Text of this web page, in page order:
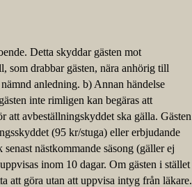
Detta skyddar gästen mot
som drabbar gästen, nära anhörig till
anledning. b) Annan händelse
inte rimligen kan begäras att
att avbeställningskyddet ska gälla. Gästen
(95 kr/stuga) eller erbjudande
nästkommande säsong (gäller ej
inom 10 dagar. Om gästen i stället
att göra utan att uppvisa intyg från läkare.